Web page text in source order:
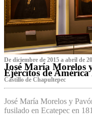
De diciembre de 2015 a abril de
José María Morelos
Ejércitos de
C‌astillo de Chapultepec
José María Morelos y
fusilado en Ecatepec en